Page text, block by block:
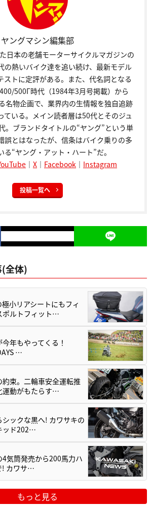
ヤングマシン編集部
日本の老舗モーターサイクルマガジンの
の熱いバイク達を追い続け、最新モデル
ストに定評がある。また、代名詞となる
500Γ時代（1984年3月号掲載）から
名物企画で、業界内の生情報を独自追跡
ている。メイン読者層は50代とそのジュ
。ブランドタイトルの“ヤング”という単
誤とはなったが、信条はバイク乗りの多
る“ヤング・アット・ハート”だ。
｜ X ｜ Facebook ｜ Instagram
投稿一覧へ
全体)
小リアシートにもフィ
ポルトフィット…
年もやってくる！
…
束。二輪車安全運転推
運動がもたらす…
ックな黒へ! カワサキの
ッド202…
4気筒発売から200馬力ハ
! カワサ…
もっと見る